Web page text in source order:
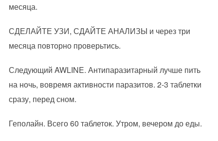
месяца.
СДЕЛАЙТЕ УЗИ, СДАЙТЕ АНАЛИЗЫ и через три
месяца повторно проверьтись.
Следующий AWLINE. Антипаразитарный лучше пить
на ночь, вовремя активности паразитов. 2-3 таблетки
сразу, перед сном.
Геполайн. Всего 60 таблеток. Утром, вечером до еды.